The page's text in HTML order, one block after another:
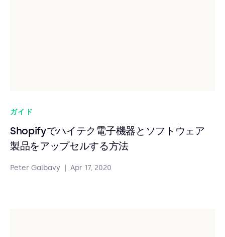
ガイド
Shopifyでハイテク電子機器とソフトウェア
製品をアップセルする方法
Peter Galbavy Apr 17, 2020